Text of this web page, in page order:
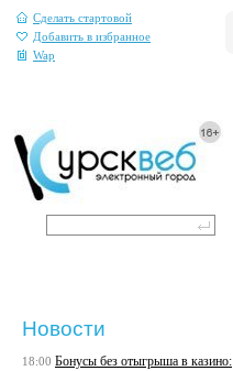
Сделать стартовой
Добавить в избранное
Wap
Новости
18:00 Бонусы без отыгрыша в казино: